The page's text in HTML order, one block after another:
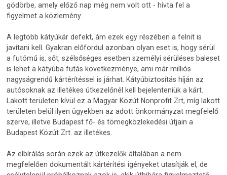
gödörbe, amely előző nap még nem volt ott - hívta fel a
figyelmet a közlemény.
A legtöbb kátyúkár defekt, ám ezek egy részében a felnit is
javítani kell. Gyakran előfordul azonban olyan eset is, hogy sérül
a futómű is, sőt, szélsőséges esetben személyi sérüléses baleset
is lehet a kátyúba futás következménye, ami már milliós
nagyságrendű kártérítéssel is járhat. Kátyúbiztosítás híján az
autósoknak az illetékes útkezelőnél kell bejelenteniük a kárt.
Lakott területen kívül ez a Magyar Közút Nonprofit Zrt, míg lakott
területen belül ilyen ügyekben az adott önkormányzat megfelelő
szerve, illetve Budapest fő- és tömegközlekedési útjain a
Budapest Közút Zrt. az illetékes.
Az elbírálás során ezek az útkezelők általában a nem
megfelelően dokumentált kártérítési igényeket utasítják el, de